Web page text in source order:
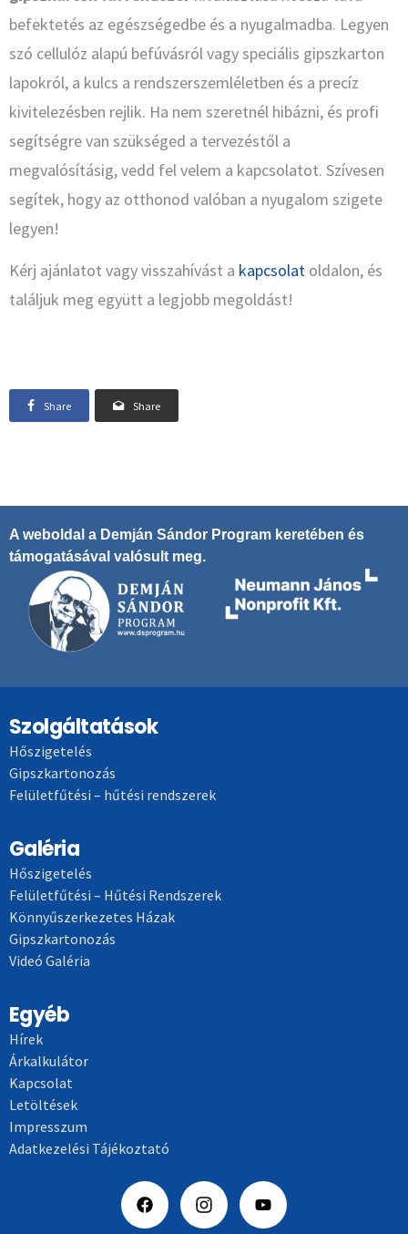
befektetés az egészségedbe és a nyugalmadba. Legyen
szó cellulóz alapú befúvásról vagy speciális gipszkarton
lapokról, a kulcs a rendszerszemléletben és a precíz
kivitelezésben rejlik. Ha nem szeretnél hibázni, és profi
segítségre van szükséged a tervezéstől a
megvalósításig, vedd fel velem a kapcsolatot. Szívesen
segítek, hogy az otthonod valóban a nyugalom szigete
legyen!
Kérj ajánlatot vagy visszahívást a kapcsolat oldalon, és
találjuk meg együtt a legjobb megoldást!
Share Share
A weboldal a Demján Sándor Program keretében és
támogatásával valósult meg.
Szolgáltatások
Hőszigetelés
Gipszkartonozás
Felületfűtési – hűtési rendszerek
Galéria
Hőszigetelés
Felületfűtési – Hűtési Rendszerek
Könnyűszerkezetes Házak
Gipszkartonozás
Videó Galéria
Egyéb
Hírek
Árkalkulátor
Kapcsolat
Letöltések
Impresszum
Adatkezelési Tájékoztató